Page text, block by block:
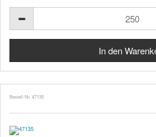
Bestell-Nr. 47135